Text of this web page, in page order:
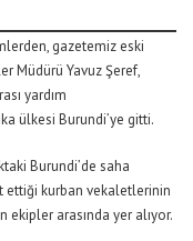
gazetemiz eski
Müdürü Yavuz Şeref,
yardım
ülkesi Burundi’ye gitti.
Burundi’de saha
ettiği kurban vekaletlerinin
ekipler arasında yer alıyor.